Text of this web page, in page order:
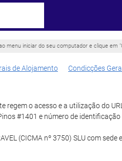
menu iniciar do seu computador e clique em
de Alojamento Condicções
regem o acesso e a utilização do
#1401 e número de
(CICMA nº 3750) SLU com